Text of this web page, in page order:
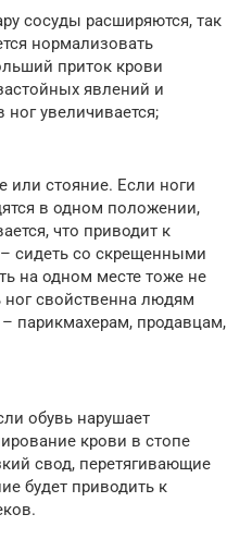
сосуды расширяются, так
нормализовать
приток крови
явлений и
ног увеличивается;
или стояние. Если ноги
в одном положении,
что приводит к
сидеть со скрещенными
на одном месте тоже не
ног свойственна людям
парикмахерам, продавцам,
обувь нарушает
крови в стопе
свод, перетягивающие
будет приводить к